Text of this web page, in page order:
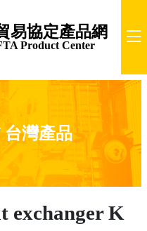
易協定產品網
Product Center
台灣產品
exchanger K